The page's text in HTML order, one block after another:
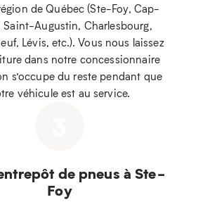
de Québec (Ste-Foy, Cap-
Saint-Augustin, Charlesbourg,
Lévis, etc.). Vous nous laissez
dans notre concessionnaire
s’occupe du reste pendant que
véhicule est au service.
de pneus à Ste-
Foy